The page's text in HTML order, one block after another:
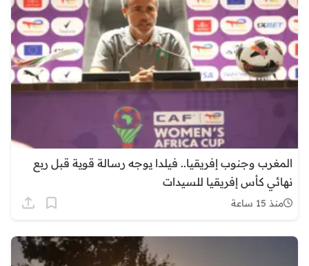
المغرب وجنوب إفريقيا.. فيلدا يوجه رسالة قوية قبل ربع
نهائي كأس إفريقيا للسيدات
منذ 15 ساعة